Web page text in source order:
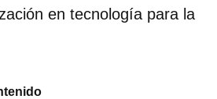
en tecnología para la